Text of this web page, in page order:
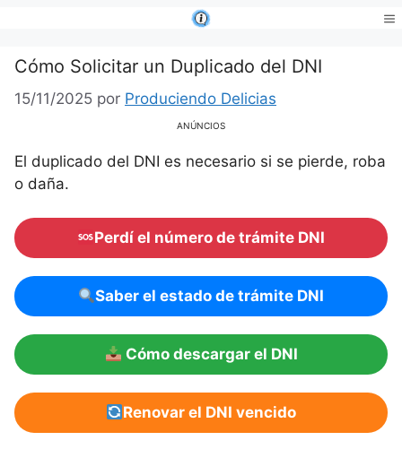
contenido
Cómo Solicitar un Duplicado del DNI
15/11/2025 por Produciendo Delicias
ANÚNCIOS
El duplicado del DNI es necesario si se pierde, roba
o daña.
Perdí el número de trámite DNI
Saber el estado de trámite DNI
Cómo descargar el DNI
Renovar el DNI vencido